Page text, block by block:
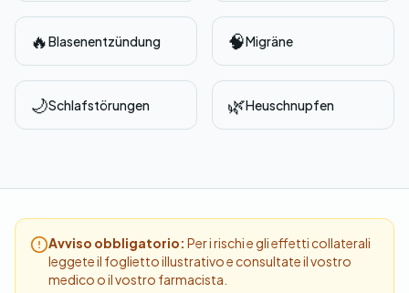
🔥Blasenentzündung 🧠Migräne
🌙Schlafstörungen 🌿Heuschnupfen
Avviso obbligatorio: Per i rischi e gli effetti collaterali
leggete il foglietto illustrativo e consultate il vostro
medico o il vostro farmacista.